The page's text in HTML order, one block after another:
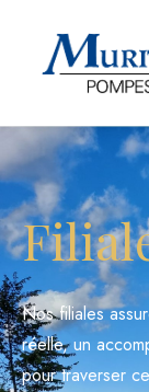
Nos filiales
réelle, un
pour traverser